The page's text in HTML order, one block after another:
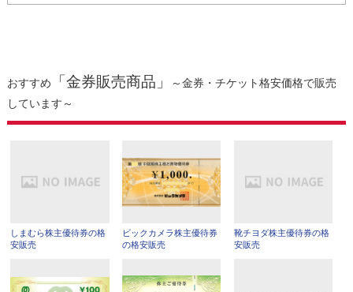
おすすめ 「金券販売商品」
～金券・チケット格安価格で販売
しています～
しまむら株主優待券の格
安販売
ビックカメラ株主優待券
の格安販売
靴チヨダ株主優待券の格
安販売